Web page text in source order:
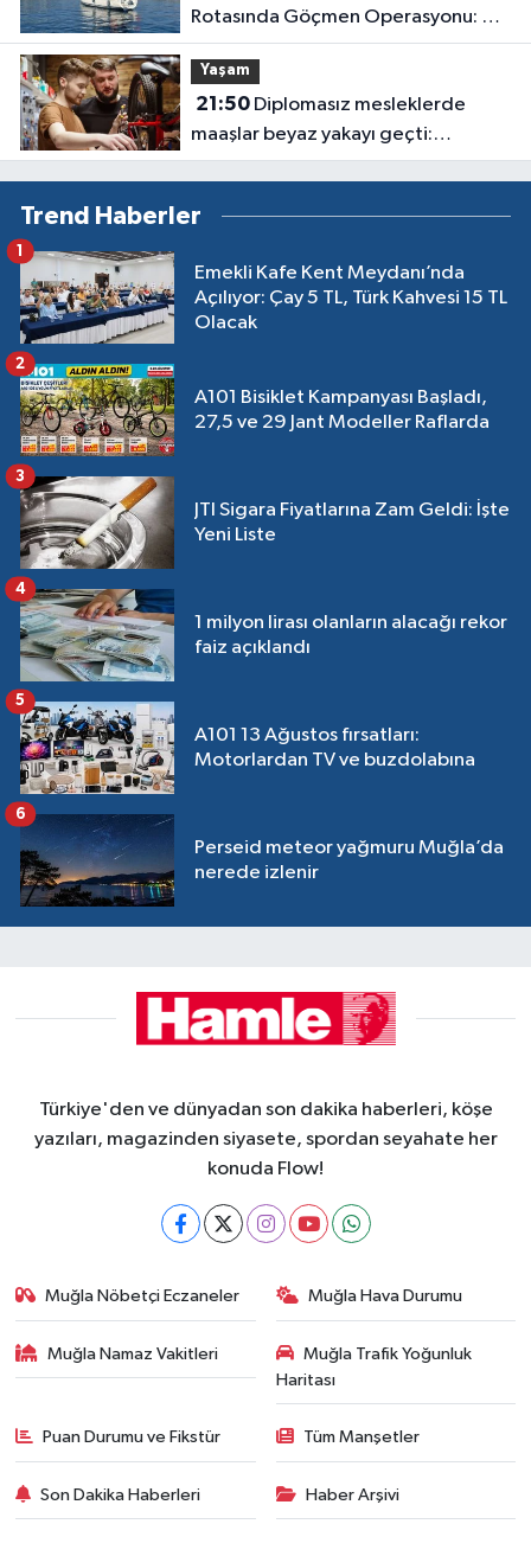
Rotasında Göçmen Operasyonu: 50
Kişi Yakalandı
Yaşam
21:50Diplomasız mesleklerde
maaşlar beyaz yakayı geçti:
Sanayide 150 bin liraya usta
Trend Haberler
Emekli Kafe Kent Meydanı’nda
Açılıyor: Çay 5 TL, Türk Kahvesi 15 TL
Olacak
1
A101 Bisiklet Kampanyası Başladı,
27,5 ve 29 Jant Modeller Raflarda
2
JTI Sigara Fiyatlarına Zam Geldi: İşte
Yeni Liste
3
1 milyon lirası olanların alacağı rekor
faiz açıklandı
4
A101 13 Ağustos fırsatları:
Motorlardan TV ve buzdolabına
5
Perseid meteor yağmuru Muğla’da
nerede izlenir
6
Türkiye'den ve dünyadan son dakika haberleri, köşe
yazıları, magazinden siyasete, spordan seyahate her
konuda Flow!
Muğla Nöbetçi Eczaneler Muğla Hava Durumu
Muğla Namaz Vakitleri
Muğla Trafik Yoğunluk
Haritası
Puan Durumu ve Fikstür Tüm Manşetler
Son Dakika Haberleri Haber Arşivi